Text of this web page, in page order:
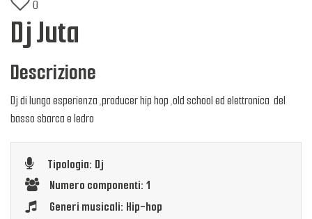
0
Dj Juta
Descrizione
Dj di lunga esperienza ,producer hip hop ,old school ed elettronica del
basso sbarca e ledro
Tipologia: Dj
Numero componenti: 1
Generi musicali: Hip-hop